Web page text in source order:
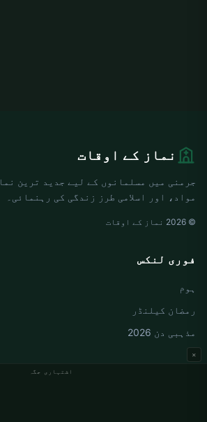
اشتہاری جگہ
×
نماز کے اوقات
جرمنی میں مسلمانوں کے لیے جدید ترین
مواد، اور اسلامی طرز زندگی کی رہنمائی۔
© 2026 نماز کے اوقات
فوری لنکس
ہوم
رمضان کیلنڈر
مذہبی دن 2026